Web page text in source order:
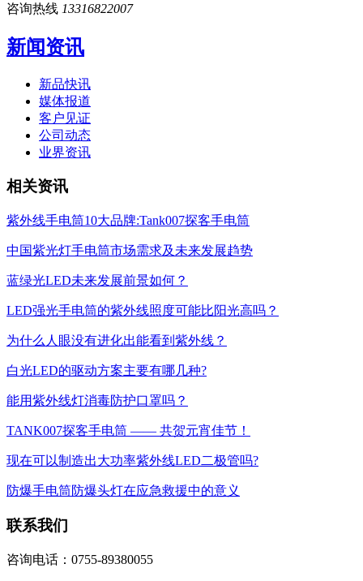
咨询热线 13316822007
新闻资讯
新品快讯
媒体报道
客户见证
公司动态
业界资讯
相关资讯
紫外线手电筒10大品牌:Tank007探客手电筒
中国紫光灯手电筒市场需求及未来发展趋势
蓝绿光LED未来发展前景如何？
LED强光手电筒的紫外线照度可能比阳光高吗？
为什么人眼没有进化出能看到紫外线？
白光LED的驱动方案主要有哪几种?
能用紫外线灯消毒防护口罩吗？
TANK007探客手电筒 —— 共贺元宵佳节！
现在可以制造出大功率紫外线LED二极管吗?
防爆手电筒防爆头灯在应急救援中的意义
联系我们
咨询电话：0755-89380055